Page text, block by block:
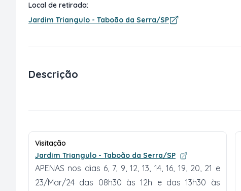
Local de retirada:
Jardim Triangulo - Taboão da Serra/SP
Descrição
Visitação
Jardim Triangulo - Taboão da Serra/SP
APENAS nos dias 6, 7, 9, 12, 13, 14, 16, 19, 20, 21 e
23/Mar/24 das 08h30 às 12h e das 13h30 às